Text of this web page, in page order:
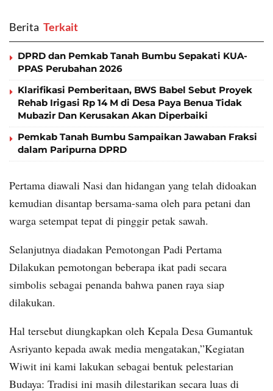
Berita ‎ Terkait
DPRD dan Pemkab Tanah Bumbu Sepakati KUA-
PPAS Perubahan 2026
Klarifikasi Pemberitaan, BWS Babel Sebut Proyek
Rehab Irigasi Rp 14 M di Desa Paya Benua Tidak
Mubazir Dan Kerusakan Akan Diperbaiki
Pemkab Tanah Bumbu Sampaikan Jawaban Fraksi
dalam Paripurna DPRD
Pertama diawali Nasi dan hidangan yang telah didoakan
kemudian disantap bersama-sama oleh para petani dan
warga setempat tepat di pinggir petak sawah.
Selanjutnya diadakan Pemotongan Padi Pertama
Dilakukan pemotongan beberapa ikat padi secara
simbolis sebagai penanda bahwa panen raya siap
dilakukan.
Hal tersebut diungkapkan oleh Kepala Desa Gumantuk
Asriyanto kepada awak media mengatakan,”Kegiatan
Wiwit ini kami lakukan sebagai bentuk pelestarian
Budaya: Tradisi ini masih dilestarikan secara luas di